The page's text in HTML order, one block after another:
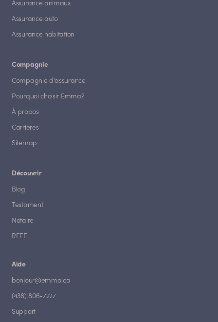
Assurance animaux
Assurance auto
Assurance habitation
Compagnie
Compagnie d'assurance
Pourquoi choisir Emma?
À propos
Carrières
Sitemap
Découvrir
Blog
Testament
Notaire
REEE
Aide
bonjour@emma.ca
(438) 806-7227
Support